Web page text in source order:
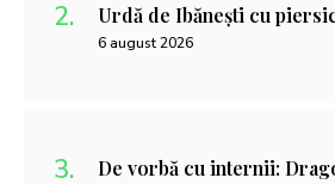
Urdă de Ibănești cu
6 august 2026
De vorbă cu internii: